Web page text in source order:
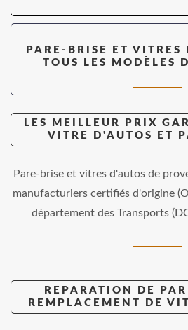
PARE-BRISE ET VITRES
TOUS LES MODÈLES
LES MEILLEUR PRIX
VITRE D'AUTOS ET
Pare-brise et vitres d'autos de
manufacturiers certifiés d'origine
département des Transports
REPARATION DE
REMPLACEMENT DE